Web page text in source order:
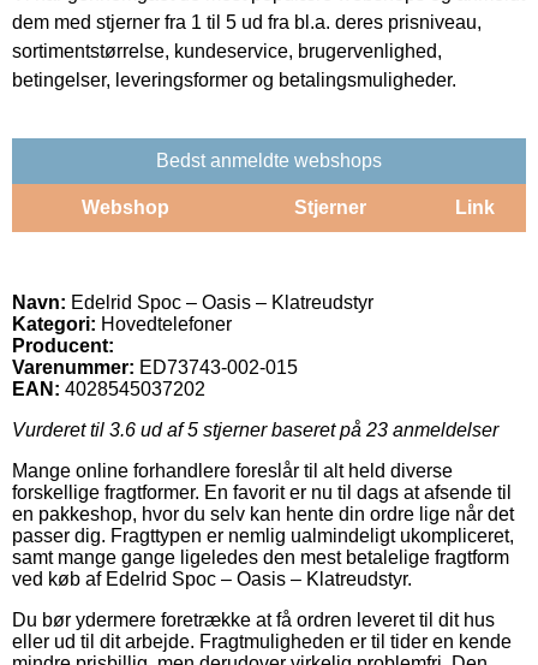
dem med stjerner fra 1 til 5 ud fra bl.a. deres prisniveau,
sortimentstørrelse, kundeservice, brugervenlighed,
betingelser, leveringsformer og betalingsmuligheder.
Bedst anmeldte webshops
Webshop Stjerner Link
Navn: Edelrid Spoc – Oasis – Klatreudstyr
Kategori: Hovedtelefoner
Producent:
Varenummer: ED73743-002-015
EAN: 4028545037202
Vurderet til 3.6 ud af 5 stjerner baseret på 23 anmeldelser
Mange online forhandlere foreslår til alt held diverse
forskellige fragtformer. En favorit er nu til dags at afsende til
en pakkeshop, hvor du selv kan hente din ordre lige når det
passer dig. Fragttypen er nemlig ualmindeligt ukompliceret,
samt mange gange ligeledes den mest betalelige fragtform
ved køb af Edelrid Spoc – Oasis – Klatreudstyr.
Du bør ydermere foretrække at få ordren leveret til dit hus
eller ud til dit arbejde. Fragtmuligheden er til tider en kende